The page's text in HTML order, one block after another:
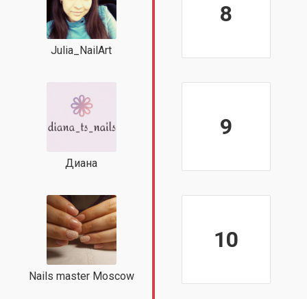
Julia_NailArt
8
Диана
9
Nails master Moscow
10